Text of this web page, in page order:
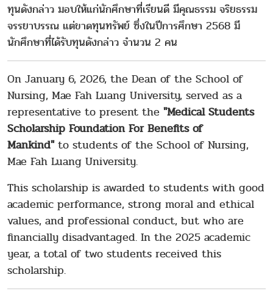
ทุนดังกล่าว มอบให้แก่นักศึกษาที่เรียนดี มีคุณธรรม จริยธรรม
จรรยาบรรณ แต่ขาดทุนทรัพย์ ซึ่งในปีการศึกษา 2568 มี
นักศึกษาที่ได้รับทุนดังกล่าว จำนวน 2 คน
On January 6, 2026, the Dean of the School of
Nursing, Mae Fah Luang University, served as a
representative to present the "Medical Students
Scholarship Foundation For Benefits of
Mankind"to students of the School of Nursing,
Mae Fah Luang University.
This scholarship is awarded to students with good
academic performance, strong moral and ethical
values, and professional conduct, but who are
financially disadvantaged. In the 2025 academic
year, a total of two students received this
scholarship.